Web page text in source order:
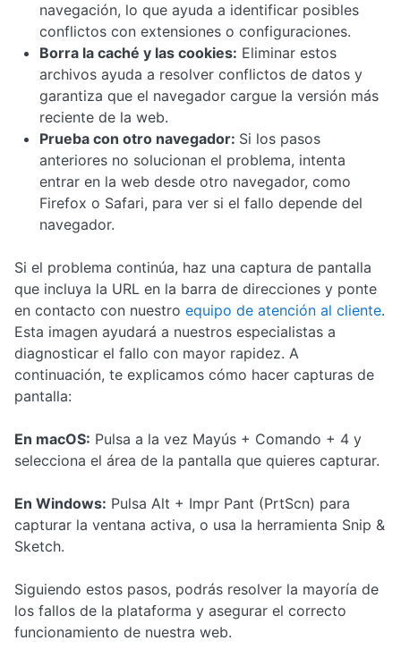
navegación, lo que ayuda a identificar posibles
conflictos con extensiones o configuraciones.
Borra la caché y las cookies: Eliminar estos
archivos ayuda a resolver conflictos de datos y
garantiza que el navegador cargue la versión más
reciente de la web.
Prueba con otro navegador: Si los pasos
anteriores no solucionan el problema, intenta
entrar en la web desde otro navegador, como
Firefox o Safari, para ver si el fallo depende del
navegador.
Si el problema continúa, haz una captura de pantalla
que incluya la URL en la barra de direcciones y ponte
en contacto con nuestro equipo de atención al cliente.
Esta imagen ayudará a nuestros especialistas a
diagnosticar el fallo con mayor rapidez. A
continuación, te explicamos cómo hacer capturas de
pantalla:
En macOS: Pulsa a la vez Mayús + Comando + 4 y
selecciona el área de la pantalla que quieres capturar.
En Windows: Pulsa Alt + Impr Pant (PrtScn) para
capturar la ventana activa, o usa la herramienta Snip &
Sketch.
Siguiendo estos pasos, podrás resolver la mayoría de
los fallos de la plataforma y asegurar el correcto
funcionamiento de nuestra web.